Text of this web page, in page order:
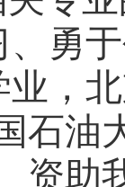
勇
，
石油
资助